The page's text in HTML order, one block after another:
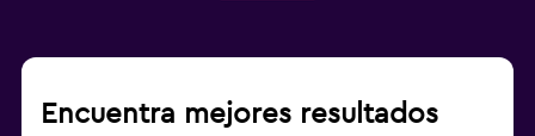
Encuentra mejores resultados